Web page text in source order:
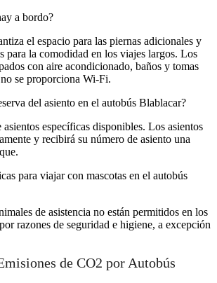
a bordo?
el espacio para las piernas adicionales y
para la comodidad en los viajes largos. Los
con aire acondicionado, baños y tomas
se proporciona Wi-Fi.
del asiento en el autobús Blablacar?
específicas disponibles. Los asientos
y recibirá su número de asiento una
para viajar con mascotas en el autobús
de asistencia no están permitidos en los
razones de seguridad e higiene, a excepción
de CO2 por Autobús